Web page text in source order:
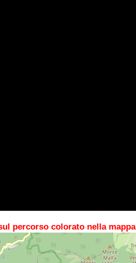
percorso colorato nella mappa